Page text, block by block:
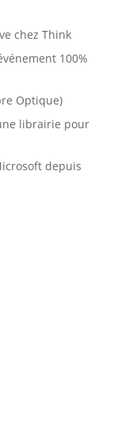
chez Think
100%
Optique)
librairie pour
depuis